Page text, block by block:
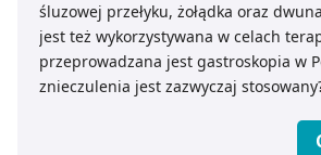
śluzowej przełyku, żołądka oraz
jest też wykorzystywana w celach
przeprowadzana jest gastroskopia w
znieczulenia jest zazwyczaj